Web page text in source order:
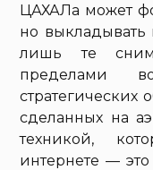
ЦАХАЛа может
но
лишь те
пределами
стратегических
сделанных на
техникой,
интернете —